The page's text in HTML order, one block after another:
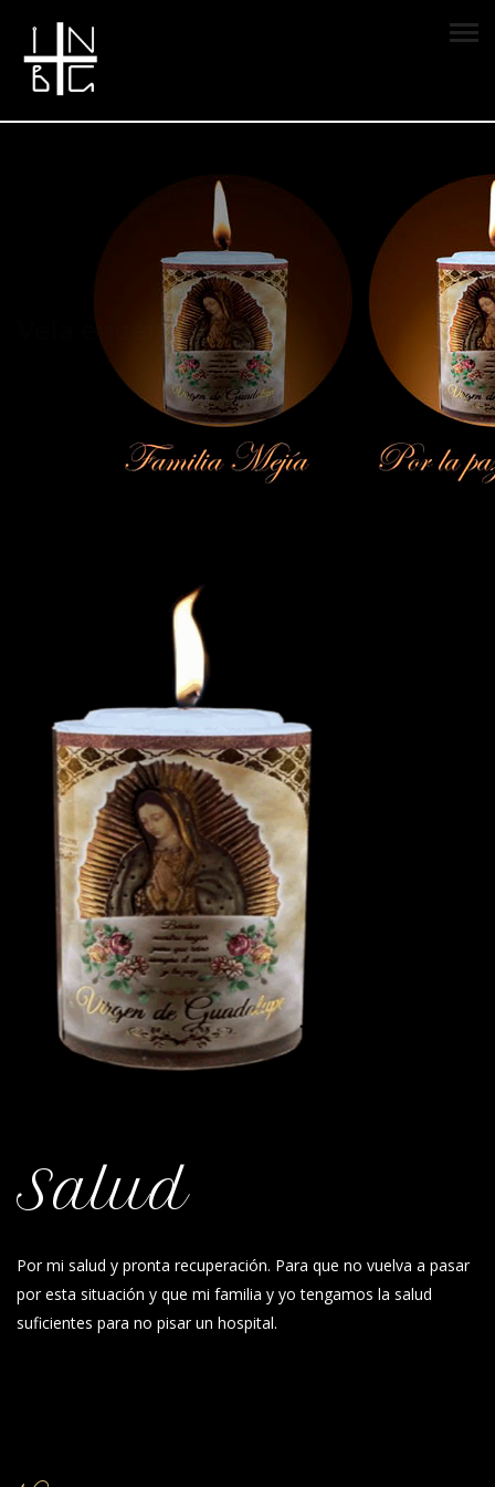
Vela encendida
Salud
Por mi salud y pronta recuperación. Para que no vuelva a pasar
por esta situación y que mi familia y yo tengamos la salud
suficientes para no pisar un hospital.